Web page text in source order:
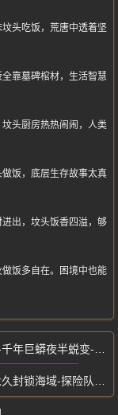
头吃饭，荒唐中透着坚
靠墓碑棺材，生活智慧
头厨房热热闹闹，人类
饭，底层生存故事太真
出，坟头饭香四溢，够
饭多自在。困境中也能
蜕变-龙吟声响彻山谷
探险队登岛后全员失踪